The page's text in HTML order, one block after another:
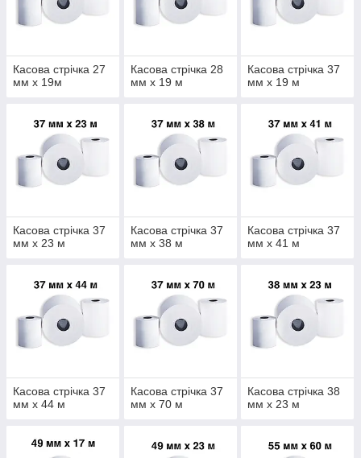
Касова стрічка 27
мм х 19м
Касова стрічка 28
мм х 19 м
Касова стрічка 37
мм х 19 м
Касова стрічка 37
мм х 23 м
Касова стрічка 37
мм х 38 м
Касова стрічка 37
мм х 41 м
Касова стрічка 37
мм х 44 м
Касова стрічка 37
мм х 70 м
Касова стрічка 38
мм х 23 м